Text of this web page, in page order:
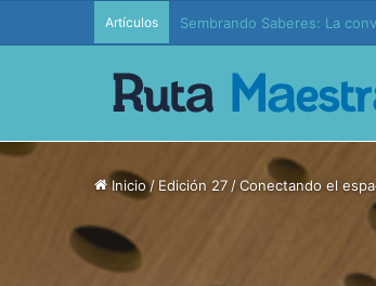
Artículos Edición 37 – Generaciones
Inicio/ Edición 27 /Conectando el